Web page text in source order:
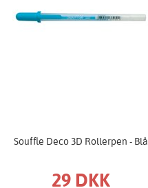
Souffle Deco 3D Rollerpen - Blå
29 DKK